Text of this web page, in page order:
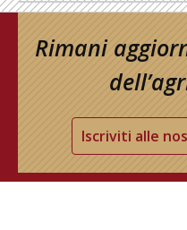
Rimani
Iscriviti alle